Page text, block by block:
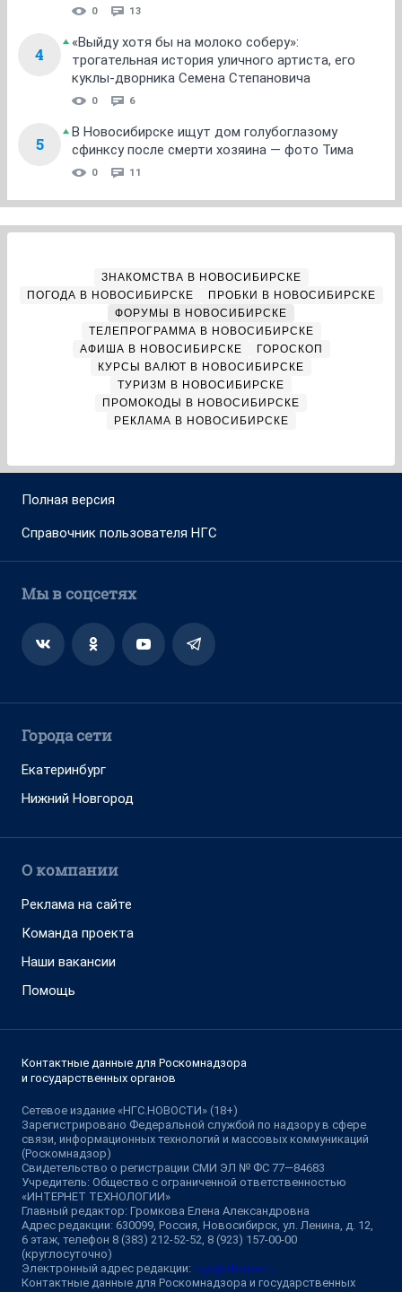
0 13
4
«Выйду хотя бы на молоко соберу»:
трогательная история уличного артиста, его
куклы-дворника Семена Степановича
0 6
5
В Новосибирске ищут дом голубоглазому
сфинксу после смерти хозяина — фото Тима
0 11
ЗНАКОМСТВА В НОВОСИБИРСКЕ
ПОГОДА В НОВОСИБИРСКЕ
ПРОБКИ В НОВОСИБИРСКЕ
ФОРУМЫ В НОВОСИБИРСКЕ
ТЕЛЕПРОГРАММА В НОВОСИБИРСКЕ
АФИША В НОВОСИБИРСКЕ
ГОРОСКОП
КУРСЫ ВАЛЮТ В НОВОСИБИРСКЕ
ТУРИЗМ В НОВОСИБИРСКЕ
ПРОМОКОДЫ В НОВОСИБИРСКЕ
РЕКЛАМА В НОВОСИБИРСКЕ
Полная версия
Справочник пользователя НГС
Мы в соцсетях
Города сети
Екатеринбург
Нижний Новгород
О компании
Реклама на сайте
Команда проекта
Наши вакансии
Помощь
Контактные данные для Роскомнадзора
и государственных органов
Сетевое издание «НГС.НОВОСТИ» (18+)
Зарегистрировано Федеральной службой по надзору в сфере
связи, информационных технологий и массовых коммуникаций
(Роскомнадзор)
Свидетельство о регистрации СМИ ЭЛ № ФС 77—84683
Учредитель: Общество с ограниченной ответственностью
«ИНТЕРНЕТ ТЕХНОЛОГИИ»
Главный редактор: Громкова Елена Александровна
Адрес редакции: 630099, Россия, Новосибирск, ул. Ленина, д. 12,
6 этаж, телефон 8 (383) 212-52-52, 8 (923) 157-00-00
(круглосуточно)
Электронный адрес редакции: ngs@shkulev.ru
Контактные данные для Роскомнадзора и государственных